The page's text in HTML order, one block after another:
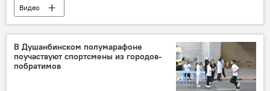
Видео
Новости Худжанда и Согдийской области
реконструкция
Строительство
Общество
Культура
архитектура
В Душанбинском полумарафоне
поучаствуют спортсмены из городов-
побратимов